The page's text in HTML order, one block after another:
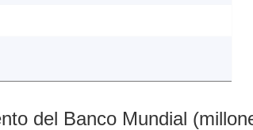
del Banco Mundial